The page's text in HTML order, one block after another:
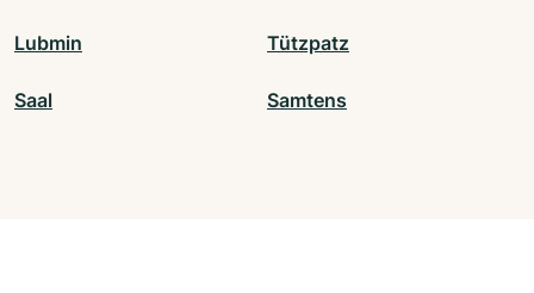
Lubmin Tützpatz
Saal Samtens